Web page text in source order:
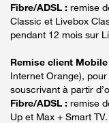
Fibre/ADSL : remise
Classic et Livebox
pendant 12 mois sur
Remise client Mobile
Internet Orange),
souscrivant à partir
Fibre/ADSL : remise
Up et Max + Smart TV.